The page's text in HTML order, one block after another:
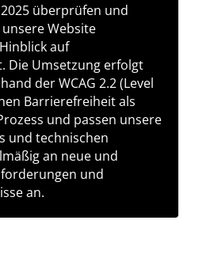
überprüfen und
Website
auf
Die Umsetzung erfolgt
der WCAG 2.2 (Level
Barrierefreiheit als
und passen unsere
und technischen
an neue und
und
an.